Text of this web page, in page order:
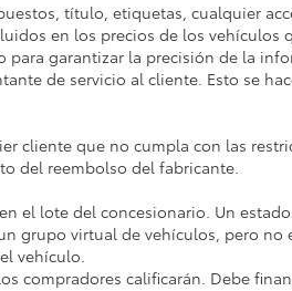
título, etiquetas, cualquier
en los precios de los vehículos
para garantizar la precisión de la
de servicio al cliente. Esto se
cliente que no cumpla con las
del reembolso del fabricante.
el lote del concesionario. Un
grupo virtual de vehículos, pero no
vehículo.
compradores calificarán. Debe